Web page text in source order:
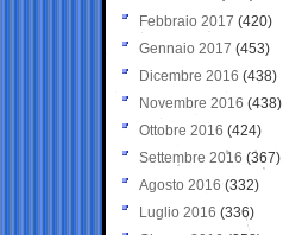
Febbraio 2017 (420)
Gennaio 2017 (453)
Dicembre 2016 (438)
Novembre 2016 (438)
Ottobre 2016 (424)
Settembre 2016 (367)
Agosto 2016 (332)
Luglio 2016 (336)